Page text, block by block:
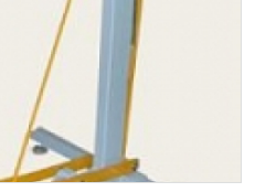
GRM
перемещение
в технологических
Добавить в сравнение